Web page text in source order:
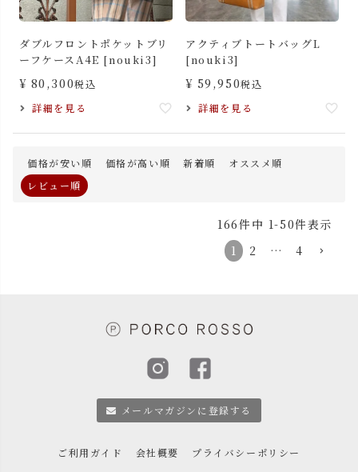
ダブルフロントポケットブリ
ーフケースA4E [nouki3]
¥ 80,300税込
詳細を見る
アクティブトートバッグL
[nouki3]
¥ 59,950税込
詳細を見る
価格が安い順 価格が高い順 新着順
オススメ順
レビュー順
166件中 1-50件表示
1
2 … 4
メールマガジンに登録する
ご利用ガイド 会社概要 プライバシーポリシー